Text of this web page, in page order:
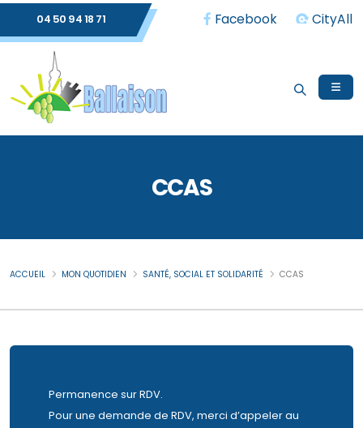
04 50 94 18 71 Facebook CityAll
CCAS
ACCUEIL MON QUOTIDIEN SANTÉ, SOCIAL ET SOLIDARITÉ CCAS
Permanence sur RDV.
Pour une demande de RDV, merci d’appeler au